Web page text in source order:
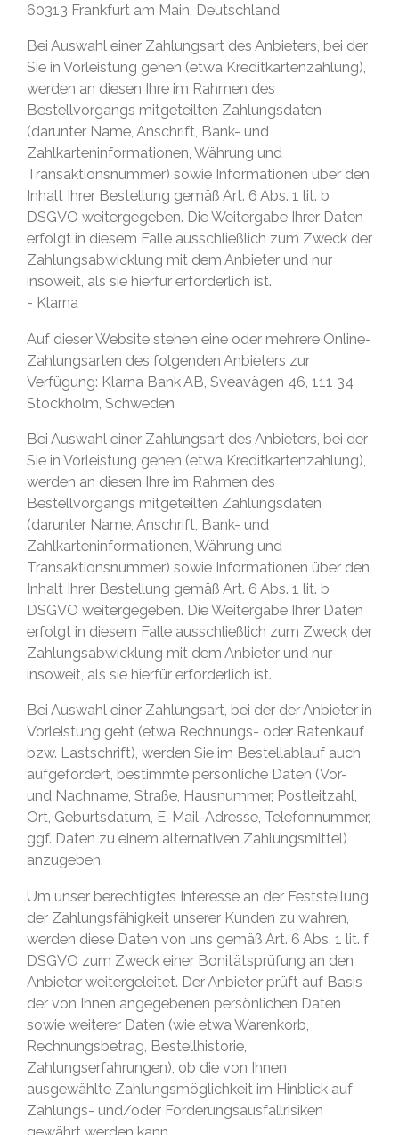
60313 Frankfurt am Main, Deutschland
Bei Auswahl einer Zahlungsart des Anbieters, bei der
Sie in Vorleistung gehen (etwa Kreditkartenzahlung),
werden an diesen Ihre im Rahmen des
Bestellvorgangs mitgeteilten Zahlungsdaten
(darunter Name, Anschrift, Bank- und
Zahlkarteninformationen, Währung und
Transaktionsnummer) sowie Informationen über den
Inhalt Ihrer Bestellung gemäß Art. 6 Abs. 1 lit. b
DSGVO weitergegeben. Die Weitergabe Ihrer Daten
erfolgt in diesem Falle ausschließlich zum Zweck der
Zahlungsabwicklung mit dem Anbieter und nur
insoweit, als sie hierfür erforderlich ist.
- Klarna
Auf dieser Website stehen eine oder mehrere Online-
Zahlungsarten des folgenden Anbieters zur
Verfügung: Klarna Bank AB, Sveavägen 46, 111 34
Stockholm, Schweden
Bei Auswahl einer Zahlungsart des Anbieters, bei der
Sie in Vorleistung gehen (etwa Kreditkartenzahlung),
werden an diesen Ihre im Rahmen des
Bestellvorgangs mitgeteilten Zahlungsdaten
(darunter Name, Anschrift, Bank- und
Zahlkarteninformationen, Währung und
Transaktionsnummer) sowie Informationen über den
Inhalt Ihrer Bestellung gemäß Art. 6 Abs. 1 lit. b
DSGVO weitergegeben. Die Weitergabe Ihrer Daten
erfolgt in diesem Falle ausschließlich zum Zweck der
Zahlungsabwicklung mit dem Anbieter und nur
insoweit, als sie hierfür erforderlich ist.
Bei Auswahl einer Zahlungsart, bei der der Anbieter in
Vorleistung geht (etwa Rechnungs- oder Ratenkauf
bzw. Lastschrift), werden Sie im Bestellablauf auch
aufgefordert, bestimmte persönliche Daten (Vor-
und Nachname, Straße, Hausnummer, Postleitzahl,
Ort, Geburtsdatum, E-Mail-Adresse, Telefonnummer,
ggf. Daten zu einem alternativen Zahlungsmittel)
anzugeben.
Um unser berechtigtes Interesse an der Feststellung
der Zahlungsfähigkeit unserer Kunden zu wahren,
werden diese Daten von uns gemäß Art. 6 Abs. 1 lit. f
DSGVO zum Zweck einer Bonitätsprüfung an den
Anbieter weitergeleitet. Der Anbieter prüft auf Basis
der von Ihnen angegebenen persönlichen Daten
sowie weiterer Daten (wie etwa Warenkorb,
Rechnungsbetrag, Bestellhistorie,
Zahlungserfahrungen), ob die von Ihnen
ausgewählte Zahlungsmöglichkeit im Hinblick auf
Zahlungs- und/oder Forderungsausfallrisiken
gewährt werden kann.